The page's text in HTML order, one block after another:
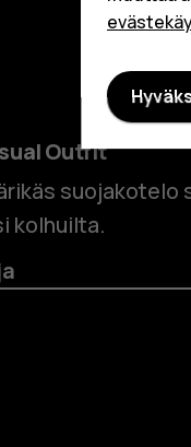
Outfit
suojakotelo
kolhuilta.